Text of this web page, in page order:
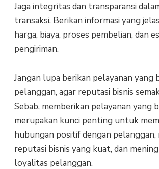
Jaga integritas dan transparansi
transaksi. Berikan informasi yang
harga, biaya, proses pembelian, dan
pengiriman.
Jangan lupa berikan pelayanan yang
pelanggan, agar reputasi bisnis
Sebab, memberikan pelayanan yang
merupakan kunci penting untuk
hubungan positif dengan pelanggan,
reputasi bisnis yang kuat, dan
loyalitas pelanggan.